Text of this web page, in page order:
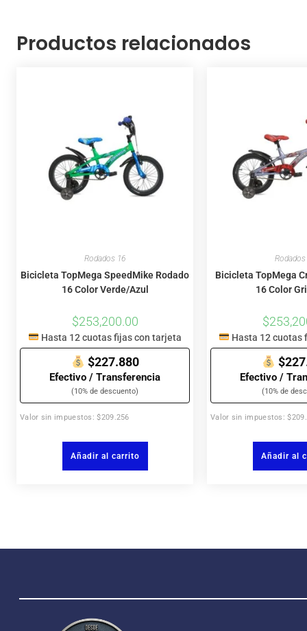
Productos relacionados
Rodados 16
Bicicleta TopMega SpeedMike Rodado
16 Color Verde/Azul
$253,200.00
Hasta 12 cuotas fijas con tarjeta
$227.880
Efectivo / Transferencia
(10% de descuento)
Valor sin impuestos: $209.256
Añadir al carrito
Rodados
Bicicleta TopMega
16 Color
$
Hasta 12 cuotas
Efectivo /
(10% de
Valor sin impuestos:
Añadir al